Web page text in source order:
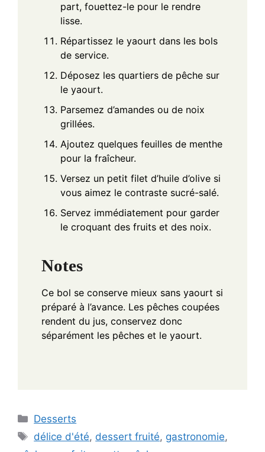
part, fouettez-le pour le rendre
lisse.
Répartissez le yaourt dans les bols
de service.
Déposez les quartiers de pêche sur
le yaourt.
Parsemez d’amandes ou de noix
grillées.
Ajoutez quelques feuilles de menthe
pour la fraîcheur.
Versez un petit filet d’huile d’olive si
vous aimez le contraste sucré-salé.
Servez immédiatement pour garder
le croquant des fruits et des noix.
Notes
Ce bol se conserve mieux sans yaourt si
préparé à l’avance. Les pêches coupées
rendent du jus, conservez donc
séparément les pêches et le yaourt.
Categories
Desserts
Tags
délice d'été, dessert fruité, gastronomie,